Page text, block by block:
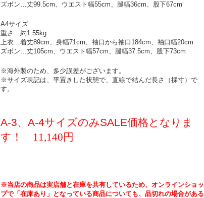
ズボン…丈99.5cm、ウエスト幅55cm、腿幅36cm、股下67cm
A4サイズ
重さ…約1.55kg
上衣…着丈89cm、身幅71cm、袖口から袖口184cm、袖口幅20cm
ズボン…丈105cm、ウエスト幅57cm、腿幅37.5cm、股下73cm
※海外製のため、多少誤差がございます。
※サイズ表記は、平置きした状態で、直線で結んだ長さ（採寸）で
す。
A-3、 A-4サイズのみSALE価格となりま
す！ 11,140円
※当店の商品は実店舗と在庫を共有しているため、オンラインショッ
プで「在庫あり」となっている商品についても、品切れの場合がある